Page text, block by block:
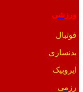
ورزشی
فوتبال
بدنسازی
ایروبیک
رزمی